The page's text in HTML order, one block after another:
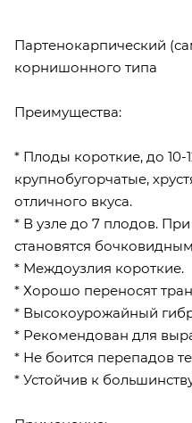
Партенокарпический
корнишонного типа
Преимущества:
* Плоды короткие, до
крупнобугорчатые,
отличного вкуса.
* В узле до 7 плодов.
становятся
* Междоузлия короткие.
* Хорошо переносят
* Высокоурожайный
* Рекомендован для
* Не боится перепадов
* Устойчив к